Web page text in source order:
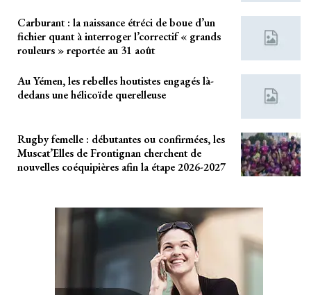
Carburant : la naissance étréci de boue d’un
fichier quant à interroger l’correctif « grands
rouleurs » reportée au 31 août
Au Yémen, les rebelles houtistes engagés là-
dedans une hélicoïde querelleuse
Rugby femelle : débutantes ou confirmées, les
Muscat’Elles de Frontignan cherchent de
nouvelles coéquipières afin la étape 2026-2027